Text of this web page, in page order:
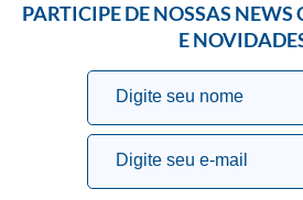
PARTICIPE DE NOSSAS
E